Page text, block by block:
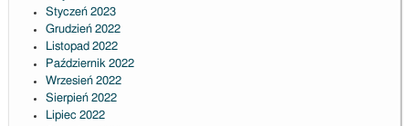
Styczeń 2023
Grudzień 2022
Listopad 2022
Październik 2022
Wrzesień 2022
Sierpień 2022
Lipiec 2022